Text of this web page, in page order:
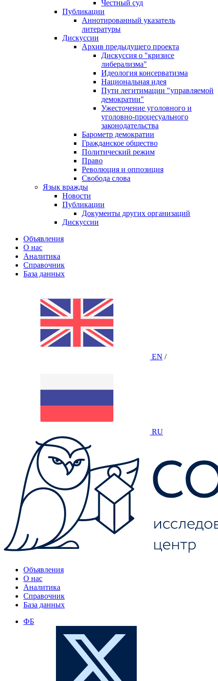
Честный суд
Публикации
Аннотированный указатель
литературы
Дискуссии
Архив предыдущего проекта
Дискуссия о "кризисе
либерализма"
Идеология консерватизма
Национальная идея
Пути легитимации "управляемой
демократии"
Ужесточение уголовного и
уголовно-процесуального
законодательства
Барометр демократии
Гражданское общество
Политический режим
Право
Революция и оппозиция
Свобода слова
Язык вражды
Новости
Публикации
Документы других организаций
Дискуссии
Объявления
О нас
Аналитика
Справочник
База данных
EN /
RU
Объявления
О нас
Аналитика
Справочник
База данных
ФБ